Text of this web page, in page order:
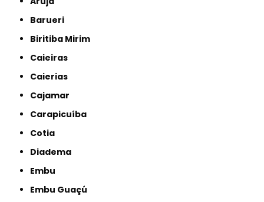
Barueri
Biritiba Mirim
Caieiras
Caierias
Cajamar
Carapicuíba
Cotia
Diadema
Embu
Embu Guaçú